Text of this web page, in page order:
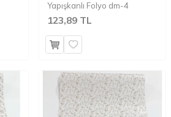
Yapışkanlı Folyo dm-4
123,89 TL